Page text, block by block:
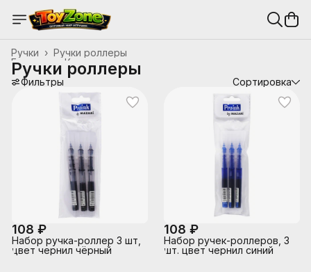
Ручки роллеры
Ручки ›
Канцтовары, школьные принадлежности
Главная
Ручки роллеры
Фильтры Сортировка
108 ₽
Набор ручка-роллер 3 шт,
цвет чернил чёрный
108 ₽
Набор ручек-роллеров, 3
шт. цвет чернил синий